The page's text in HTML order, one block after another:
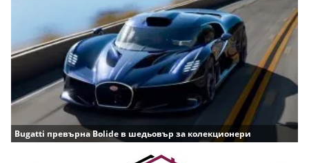
Bugatti превърна Bolide в шедьовър за колекционери